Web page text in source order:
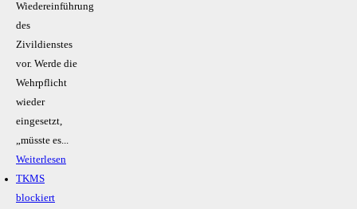
Wiedereinführung
des
Zivildienstes
vor. Werde die
Wehrpflicht
wieder
eingesetzt,
„müsste es...
Weiterlesen
TKMS
blockiert